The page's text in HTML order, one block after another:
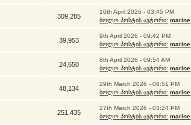
309,285
10th April 2026 - 03:45 PM
ბოლო პოსტის ავტორი: marine
39,953
9th April 2026 - 09:42 PM
ბოლო პოსტის ავტორი: marine
24,650
8th April 2026 - 09:54 AM
ბოლო პოსტის ავტორი: marine
48,134
29th March 2026 - 08:51 PM
ბოლო პოსტის ავტორი: marine
251,435
27th March 2026 - 03:24 PM
ბოლო პოსტის ავტორი: marine